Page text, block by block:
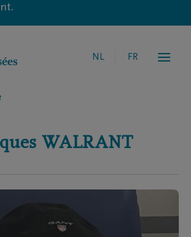
NL FR
WALRANT